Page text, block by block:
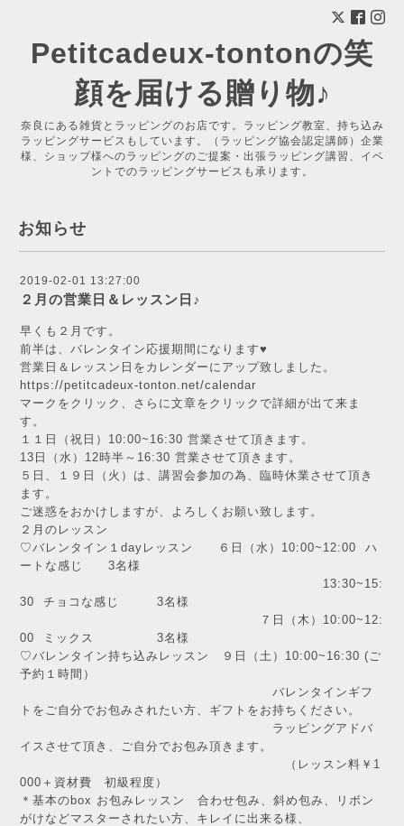
Petitcadeux-tontonの笑
顔を届ける贈り物♪
奈良にある雑貨とラッピングのお店です。ラッピング教室、持ち込み
ラッピングサービスもしています。（ラッピング協会認定講師）企業
様、ショップ様へのラッピングのご提案・出張ラッピング講習、イベ
ントでのラッピングサービスも承ります。
お知らせ
2019-02-01 13:27:00
２月の営業日＆レッスン日♪
早くも２月です。
前半は、バレンタイン応援期間になります♥
営業日＆レッスン日をカレンダーにアップ致しました。
https://petitcadeux-tonton.net/calendar
マークをクリック、さらに文章をクリックで詳細が出て来ま
す。
１１日（祝日）10:00~16:30 営業させて頂きます。
13日（水）12時半～16:30 営業させて頂きます。
５日、１９日（火）は、講習会参加の為、臨時休業させて頂き
ます。
ご迷惑をおかけしますが、よろしくお願い致します。
２月のレッスン
♡バレンタイン１dayレッスン ６日（水）10:00~12:00 ハ
ートな感じ 3名様
13:30~15:
30 チョコな感じ 3名様
７日（木）10:00~12:
00 ミックス 3名様
♡バレンタイン持ち込みレッスン ９日（土）10:00~16:30 (ご
予約１時間）
バレンタインギフ
トをご自分でお包みされたい方、ギフトをお持ちください。
ラッピングアドバ
イスさせて頂き、ご自分でお包み頂きます。
（レッスン料￥1
000＋資材費 初級程度）
＊基本のbox お包みレッスン 合わせ包み、斜め包み、リボン
がけなどマスターされたい方、キレイに出来る様、